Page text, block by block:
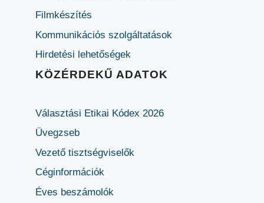
Filmkészítés
Kommunikációs szolgáltatások
Hirdetési lehetőségek
KÖZÉRDEKŰ ADATOK
Választási Etikai Kódex 2026
Üvegzseb
Vezető tisztségviselők
Céginformációk
Éves beszámolók